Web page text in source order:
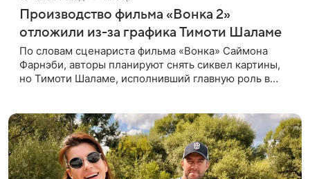
Производство фильма «Вонка 2»
отложили из-за графика Тимоти Шаламе
По словам сценариста фильма «Вонка» Саймона
Фарнэби, авторы планируют снять сиквел картины,
но Тимоти Шаламе, исполнивший главную роль в